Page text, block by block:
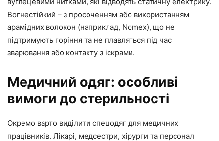
Вогнестійкий – з просоченням або використанням
арамідних волокон (наприклад, Nomex), що не
підтримують горіння та не плавляться під час
зварювання або контакту з іскрами.
Медичний одяг: особливі
вимоги до стерильності
Окремо варто виділити спецодяг для медичних
працівників. Лікарі, медсестри, хірурги та персонал